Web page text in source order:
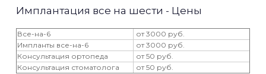
Имплантация все на шести - Цены
Все-на-6
от 3000 руб.
Импланты все-на-6
от 3000 руб.
Консультация ортопеда
от 50 руб.
Консультация стоматолога
от 50 руб.